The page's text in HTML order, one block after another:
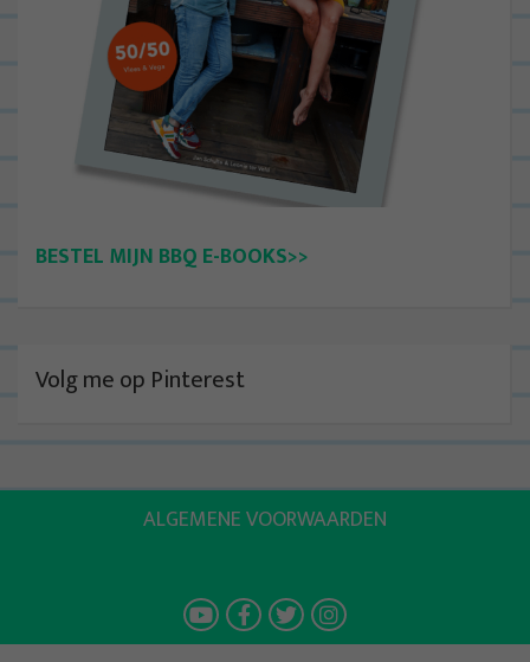
BESTEL MIJN BBQ E-BOOKS>>
Volg me op Pinterest
ALGEMENE VOORWAARDEN